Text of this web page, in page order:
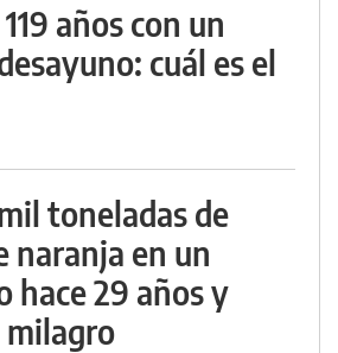
años con un
cuál es el
toneladas de
naranja en un
hace 29 años y